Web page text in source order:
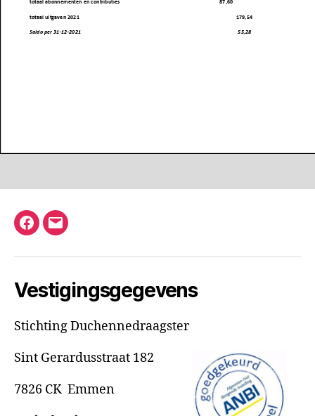
Facebook
E-
Vestigingsgegevens
Stichting Duchennedraagster
Sint Gerardusstraat 182
7826 CK Emmen